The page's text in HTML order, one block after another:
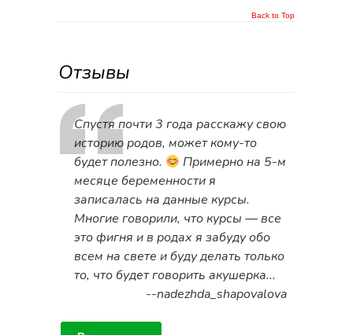
Back to Top
Отзывы
Спустя почти 3 года расскажу свою
историю родов, может кому-то
будет полезно.
Примерно на 5-м
месяце беременности я
записалась на данные курсы.
Многие говорили, что курсы — все
это фигня и в родах я забуду обо
всем на свете и буду делать только
то, что будет говорить акушерка...
--nadezhda_shapovalova